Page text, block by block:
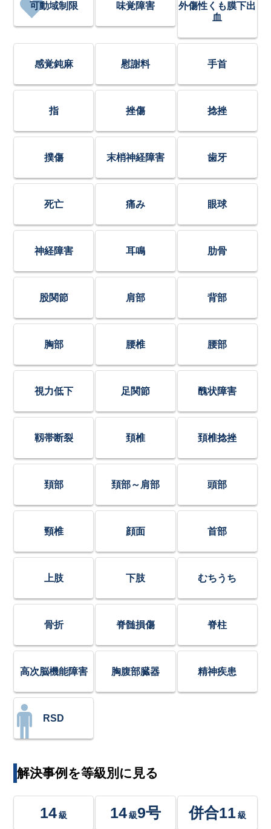
可動域制限 味覚障害
外傷性くも膜下出
血
感覚鈍麻 慰謝料 手首
指 挫傷 捻挫
撲傷 末梢神経障害 歯牙
死亡 痛み 眼球
神経障害 耳鳴 肋骨
股関節 肩部 背部
胸部 腰椎 腰部
視力低下 足関節 醜状障害
靱帯断裂 頚椎 頚椎捻挫
頚部 頚部～肩部 頭部
頸椎 顔面 首部
上肢 下肢 むちうち
骨折 脊髄損傷 脊柱
高次脳機能障害 胸腹部臓器 精神疾患
RSD
解決事例を等級別に見る
14 級 14級9号 併合11 級